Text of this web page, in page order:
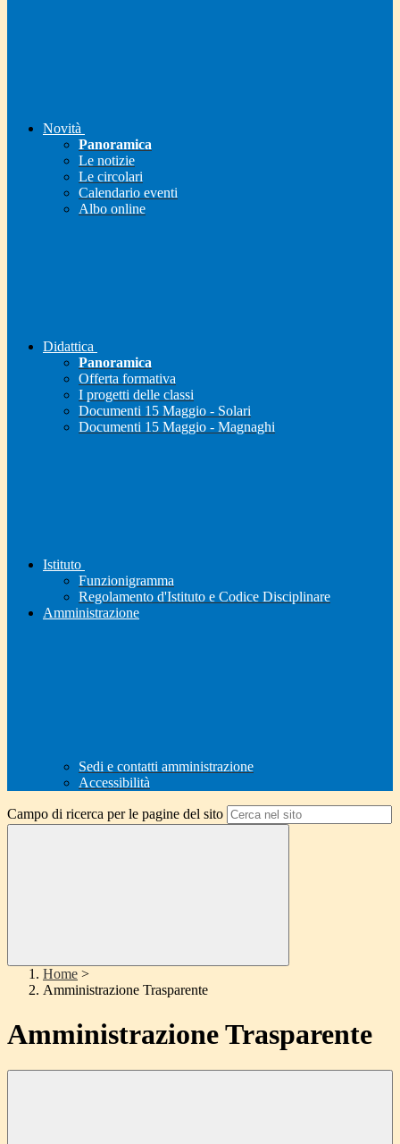
Novità
Panoramica
Le notizie
Le circolari
Calendario eventi
Albo online
Didattica
Panoramica
Offerta formativa
I progetti delle classi
Documenti 15 Maggio - Solari
Documenti 15 Maggio - Magnaghi
Istituto
Funzionigramma
Regolamento d'Istituto e Codice Disciplinare
Amministrazione
Sedi e contatti amministrazione
Accessibilità
Campo di ricerca per le pagine del sito
Home >
Amministrazione Trasparente
Amministrazione Trasparente